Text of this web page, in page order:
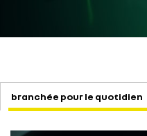
branchée pour le quotidien